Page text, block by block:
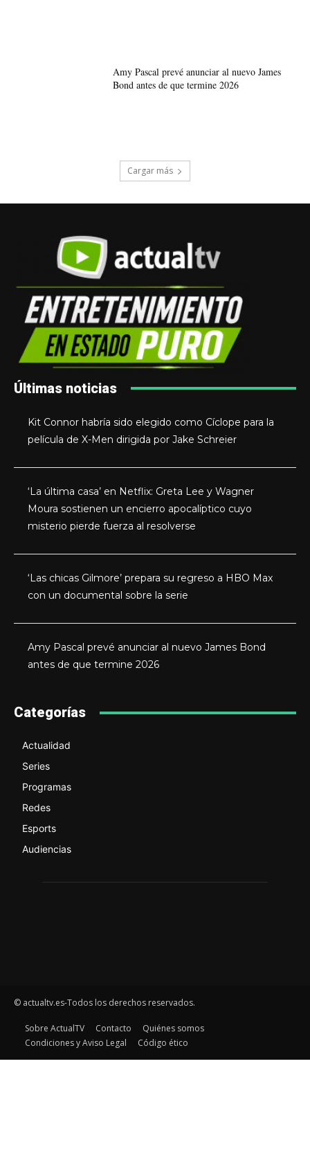
Amy Pascal prevé anunciar al nuevo James
Bond antes de que termine 2026
Cargar más
Últimas noticias
Kit Connor habría sido elegido como Cíclope para la
película de X-Men dirigida por Jake Schreier
‘La última casa’ en Netflix: Greta Lee y Wagner
Moura sostienen un encierro apocalíptico cuyo
misterio pierde fuerza al resolverse
‘Las chicas Gilmore’ prepara su regreso a HBO Max
con un documental sobre la serie
Amy Pascal prevé anunciar al nuevo James Bond
antes de que termine 2026
Categorías
Actualidad
Series
Programas
Redes
Esports
Audiencias
© actualtv.es-Todos los derechos reservados.
Sobre ActualTV Contacto
Quiénes somos
Condiciones y Aviso Legal
Código ético